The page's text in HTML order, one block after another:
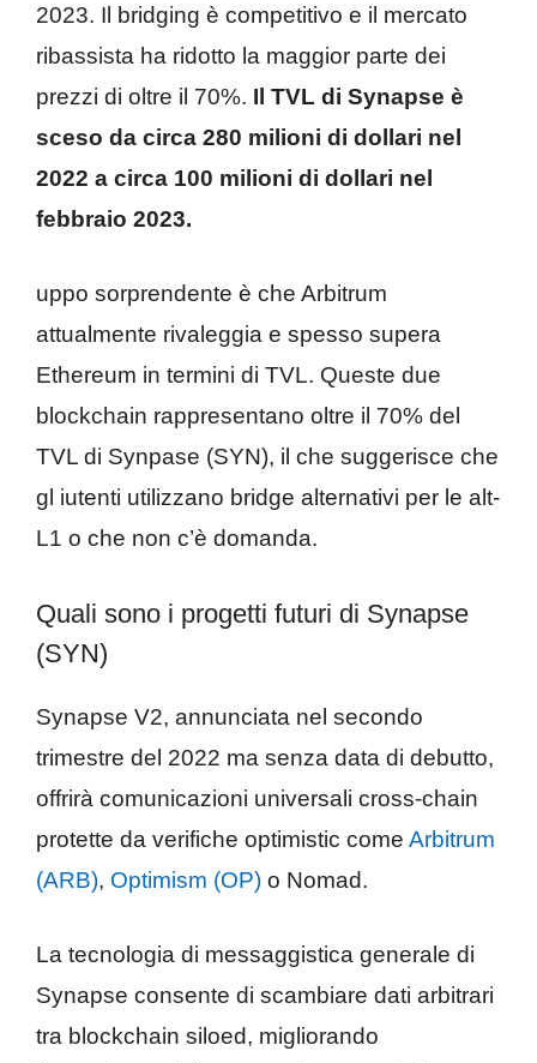
2023. Il bridging è competitivo e il mercato
ribassista ha ridotto la maggior parte dei
prezzi di oltre il 70%. Il TVL di Synapse è
sceso da circa 280 milioni di dollari nel
2022 a circa 100 milioni di dollari nel
febbraio 2023.
uppo sorprendente è che Arbitrum
attualmente rivaleggia e spesso supera
Ethereum in termini di TVL. Queste due
blockchain rappresentano oltre il 70% del
TVL di Synpase (SYN), il che suggerisce che
gl iutenti utilizzano bridge alternativi per le alt-
L1 o che non c’è domanda.
Quali sono i progetti futuri di Synapse
(SYN)
Synapse V2, annunciata nel secondo
trimestre del 2022 ma senza data di debutto,
offrirà comunicazioni universali cross-chain
protette da verifiche optimistic come Arbitrum
(ARB), Optimism (OP) o Nomad.
La tecnologia di messaggistica generale di
Synapse consente di scambiare dati arbitrari
tra blockchain siloed, migliorando